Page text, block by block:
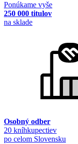
Ponúkame vyše
250 000 titulov
na sklade
Osobný odber
20 kníhkupectiev
po celom Slovensku